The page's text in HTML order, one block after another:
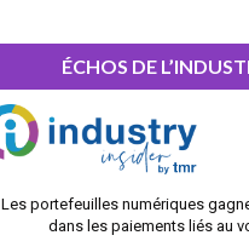
ÉCHOS DE
Les portefeuilles numériques
dans les paiements liés au